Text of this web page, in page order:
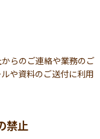
らのご連絡や業務のご
や資料のご送付に利用
禁止